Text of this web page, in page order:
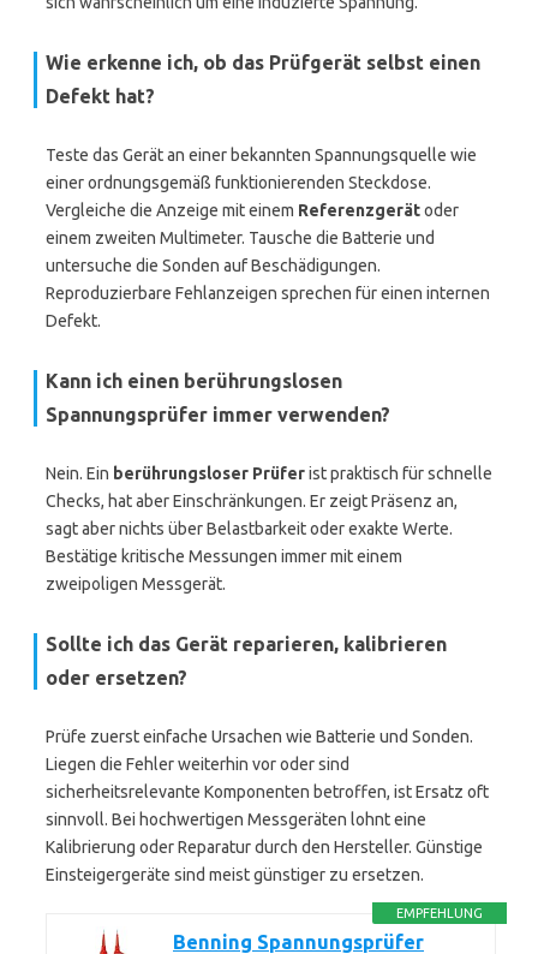
Wie erkenne ich, ob das Prüfgerät selbst einen
Defekt hat?
Teste das Gerät an einer bekannten Spannungsquelle wie
einer ordnungsgemäß funktionierenden Steckdose.
Vergleiche die Anzeige mit einem Referenzgerätoder
einem zweiten Multimeter. Tausche die Batterie und
untersuche die Sonden auf Beschädigungen.
Reproduzierbare Fehlanzeigen sprechen für einen internen
Defekt.
Kann ich einen berührungslosen
Spannungsprüfer immer verwenden?
Nein. Ein berührungsloser Prüferist praktisch für schnelle
Checks, hat aber Einschränkungen. Er zeigt Präsenz an,
sagt aber nichts über Belastbarkeit oder exakte Werte.
Bestätige kritische Messungen immer mit einem
zweipoligen Messgerät.
Sollte ich das Gerät reparieren, kalibrieren
oder ersetzen?
Prüfe zuerst einfache Ursachen wie Batterie und Sonden.
Liegen die Fehler weiterhin vor oder sind
sicherheitsrelevante Komponenten betroffen, ist Ersatz oft
sinnvoll. Bei hochwertigen Messgeräten lohnt eine
Kalibrierung oder Reparatur durch den Hersteller. Günstige
Einsteigergeräte sind meist günstiger zu ersetzen.
EMPFEHLUNG
Benning Spannungsprüfer